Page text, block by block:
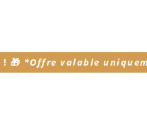
! 🎁 *Offre valable